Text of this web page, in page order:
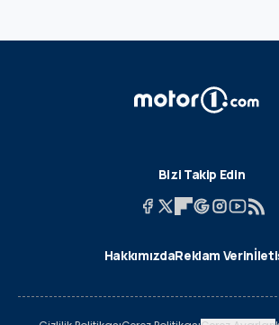
Bizi Takip Edin
HakkımızdaReklam Verin